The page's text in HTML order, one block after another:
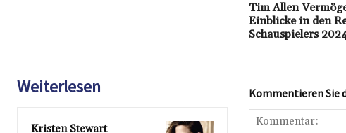
Tim Allen
Einblicke in den
Schauspielers
Weiterlesen
Kristen Stewart
Kommentieren Sie